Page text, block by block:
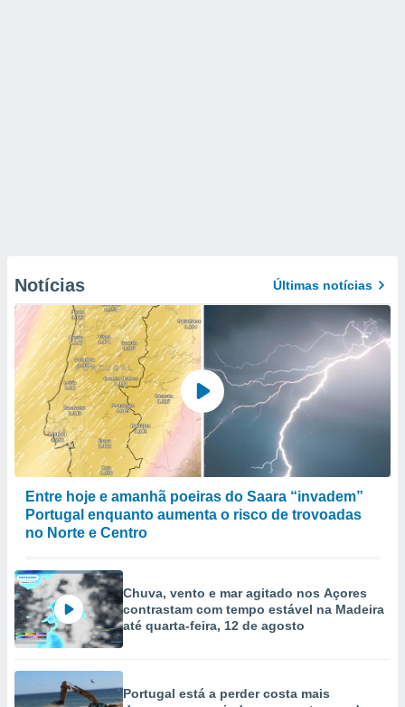
Notícias Últimas notícias
Entre hoje e amanhã poeiras do Saara “invadem”
Portugal enquanto aumenta o risco de trovoadas
no Norte e Centro
Chuva, vento e mar agitado nos Açores
contrastam com tempo estável na Madeira
até quarta-feira, 12 de agosto
Portugal está a perder costa mais